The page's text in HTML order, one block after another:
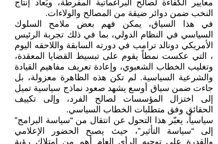
معايير الكفاءة لصالح البراغماتية المفرطة، ويُعاد إنتاج
النخب ضمن دوائر ضيقة من المصالح والولاءات.
في هذا السياق، يمكن فهم بعض ملامح السلوك
السياسي في النظام الدولي، بما في ذلك تجربة الرئيس
الأمريكي دونالد ترامب في دورته السابقة واللاحقه اليوم
، التي عكست نمطاً يقوم على تبسيط القضايا المعقدة،
وتغليب الخطاب الشعبوي، وإعادة تعريف مفاهيم القيادة
والشرعية السياسية. لم تكن هذه الظاهرة معزولة، بل
جاءت ضمن سياق أوسع يشهد صعود نماذج سياسية تميل
إلى اختزال المؤسسات لصالح الفرد، وإلى تكييف
الحقائق وفق متطلبات الخطاب السياسي.
سياسياً، يعبّر هذا التحول عن انتقال من “سياسة البرامج”
إلى “سياسة التأثير”، حيث يصبح الحضور الإعلامي
والقدرة على توجيه الرأي العام أهم من امتلاك رؤية